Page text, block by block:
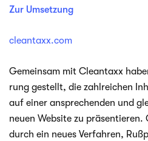
Zur Umsetzung
cleantaxx.com
Gemein­sam mit Cle­ant­axx
rung gestellt, die zahl­rei­chen
auf einer anspre­chen­den und
neuen Website zu
durch ein neues Ver­fah­ren,